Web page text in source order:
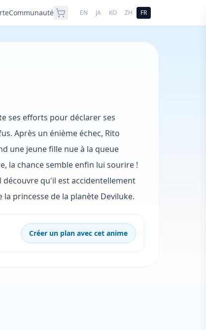
Communauté EN JA KO ZH FR
ses efforts pour déclarer ses
Après un énième échec, Rito
une jeune fille nue à la queue
la chance semble enfin lui sourire !
qu'il est accidentellement
princesse de la planète Deviluke.
Créer un plan avec cet anime